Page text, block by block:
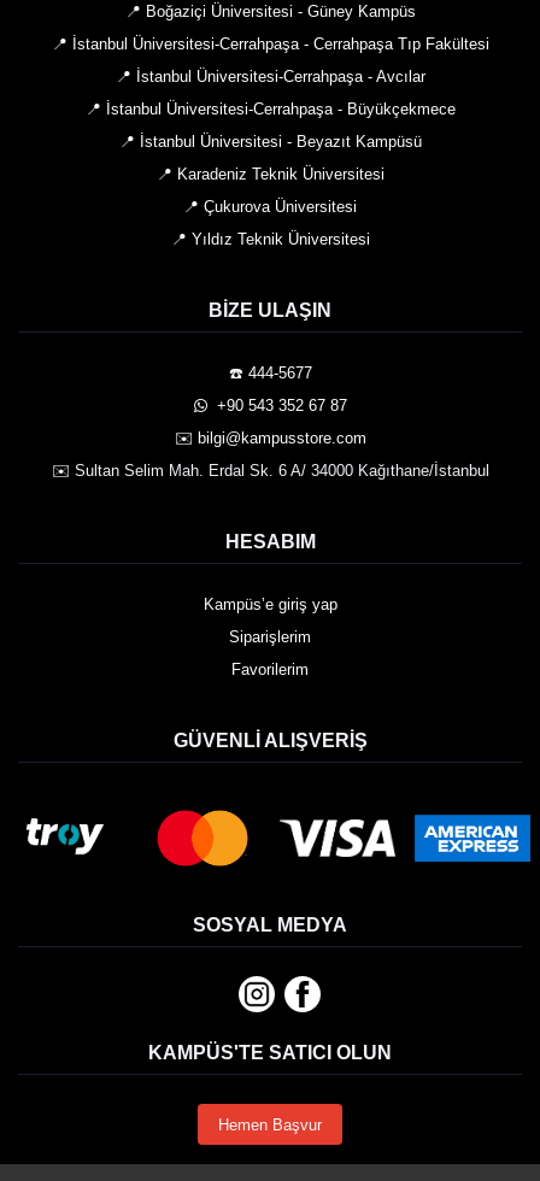
📍 Boğaziçi Üniversitesi - Güney Kampüs
📍 İstanbul Üniversitesi-Cerrahpaşa - Cerrahpaşa Tıp Fakültesi
📍 İstanbul Üniversitesi-Cerrahpaşa - Avcılar
📍 İstanbul Üniversitesi-Cerrahpaşa - Büyükçekmece
📍 İstanbul Üniversitesi - Beyazıt Kampüsü
📍 Karadeniz Teknik Üniversitesi
📍 Çukurova Üniversitesi
📍 Yıldız Teknik Üniversitesi
BIZE ULAŞIN
☎️ 444-5677
️ +90 543 352 67 87
✉️ bilgi@kampusstore.com
✉️ Sultan Selim Mah. Erdal Sk. 6 A/ 34000 Kağıthane/İstanbul
HESABIM
Kampüs’e giriş yap
Siparişlerim
Favorilerim
GÜVENLI ALIŞVERIŞ
SOSYAL MEDYA
KAMPÜS'TE SATICI OLUN
Hemen Başvur